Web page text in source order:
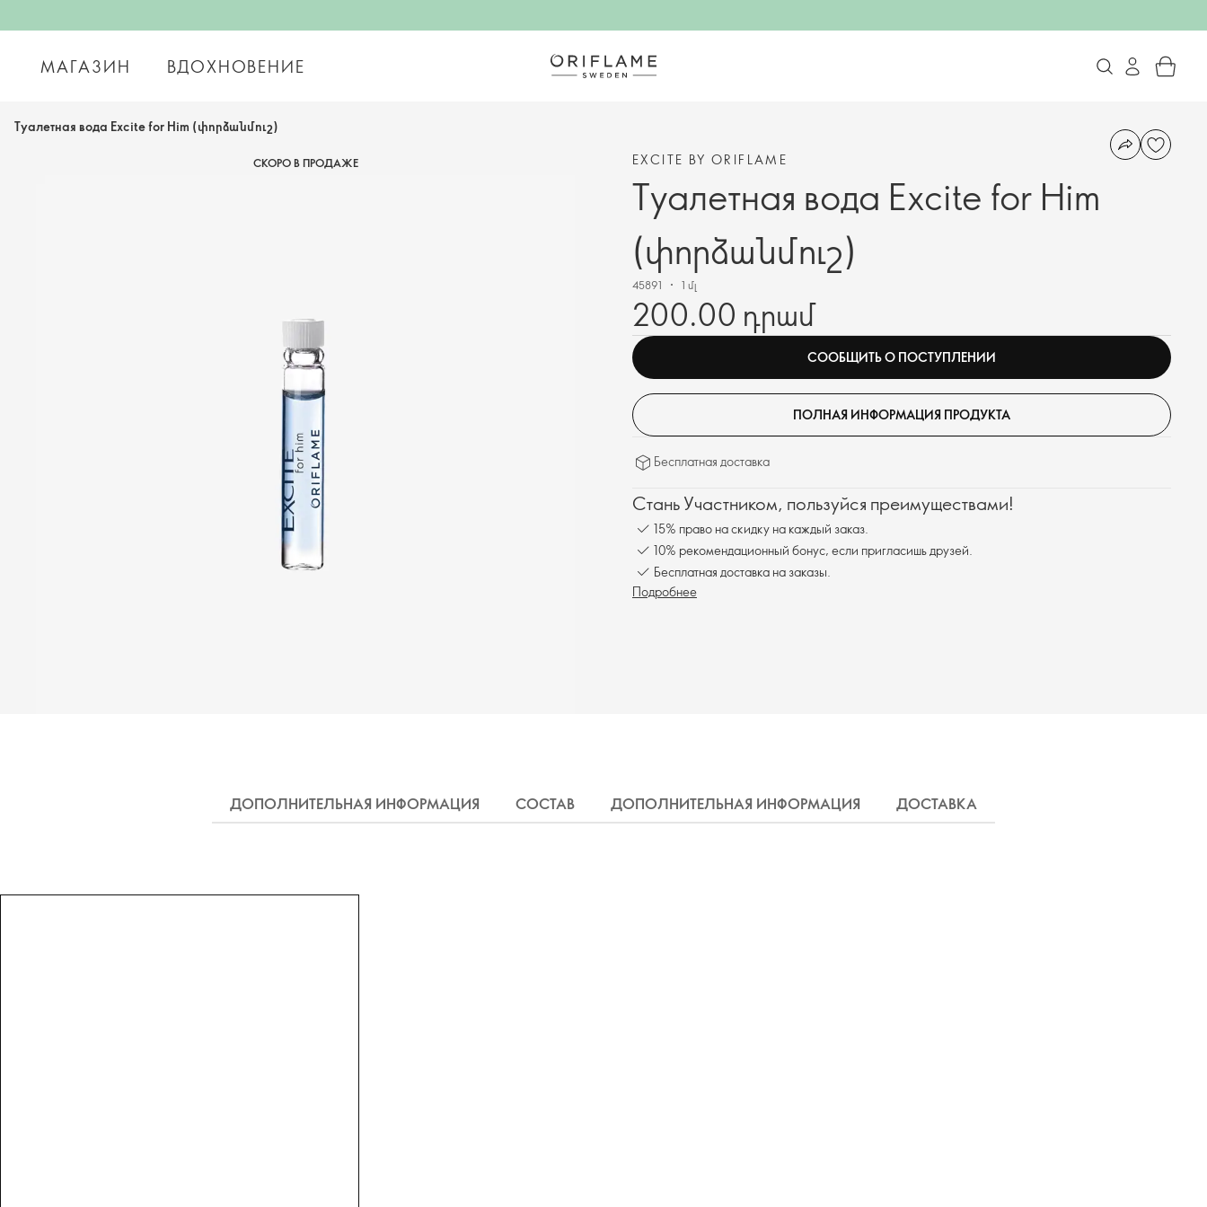
МАГАЗИН ВДОХНОВЕНИЕ
Туалетная вода Excite for Him (փորձանմուշ)
СКОРО В ПРОДАЖЕ EXCITE BY ORIFLAME
Туалетная вода Excite for Him
(փորձանմուշ)
45891 1 մլ
200.00 դրամ
СООБЩИТЬ О ПОСТУПЛЕНИИ
ПОЛНАЯ ИНФОРМАЦИЯ ПРОДУКТА
Бесплатная доставка
Стань Участником, пользуйся преимуществами!
15% право на скидку на каждый заказ.
10% рекомендационный бонус, если пригласишь друзей.
Бесплатная доставка на заказы.
Подробнее
ДОПОЛНИТЕЛЬНАЯ ИНФОРМАЦИЯ СОСТАВ ДОПОЛНИТЕЛЬНАЯ ИНФОРМАЦИЯ ДОСТАВКА